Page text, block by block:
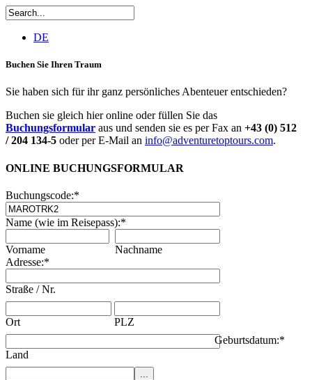
DE
Buchen Sie Ihren Traum
Sie haben sich für ihr ganz persönliches Abenteuer entschieden?
Buchen sie gleich hier online oder füllen Sie das
Buchungsformular aus und senden sie es per Fax an +43 (0) 512
/ 204 134-5 oder per E-Mail an info@adventuretoptours.com.
ONLINE BUCHUNGSFORMULAR
Buchungscode:*
Name (wie im Reisepass):*
Vorname
Nachname
Adresse:*
Straße / Nr.
Ort PLZ
Land
Geburtsdatum:*